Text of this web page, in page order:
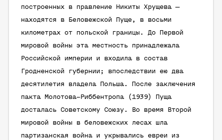
построенных в правление Никиты Хрущева —
находятся в Беловежской Пуще, в восьми
километрах от польской границы. До Первой
мировой войны эта местность принадлежала
Российской империи и входила в состав
Гродненской губернии; впоследствии ею два
десятилетия владела Польша. После заключения
пакта Молотова–Риббентропа (1939) Пуща
досталась Советскому Союзу. Во время Второй
мировой войны в беловежских лесах шла
партизанская война и укрывались евреи из